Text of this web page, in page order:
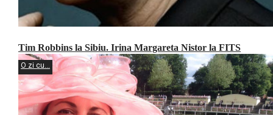
Tim Robbins la Sibiu. Irina Margareta Nistor la FITS
O zi cu...